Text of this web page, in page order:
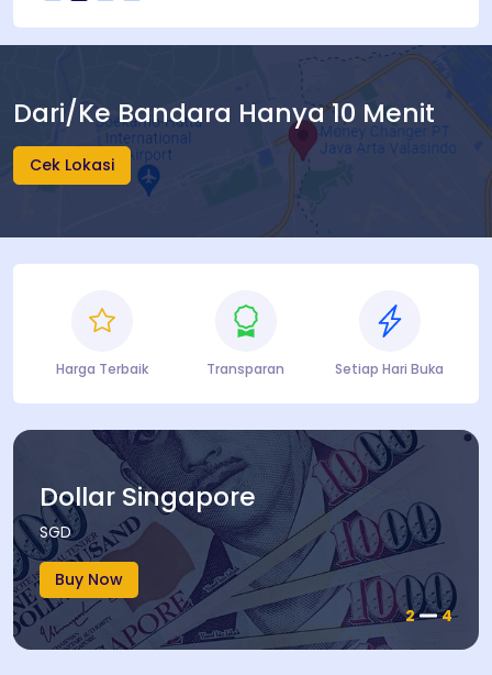
Dari/Ke Bandara Hanya 10 Menit
Cek Lokasi
Harga Terbaik Transparan Setiap Hari Buka
2
Dollar Singapore
SGD
Buy Now
4